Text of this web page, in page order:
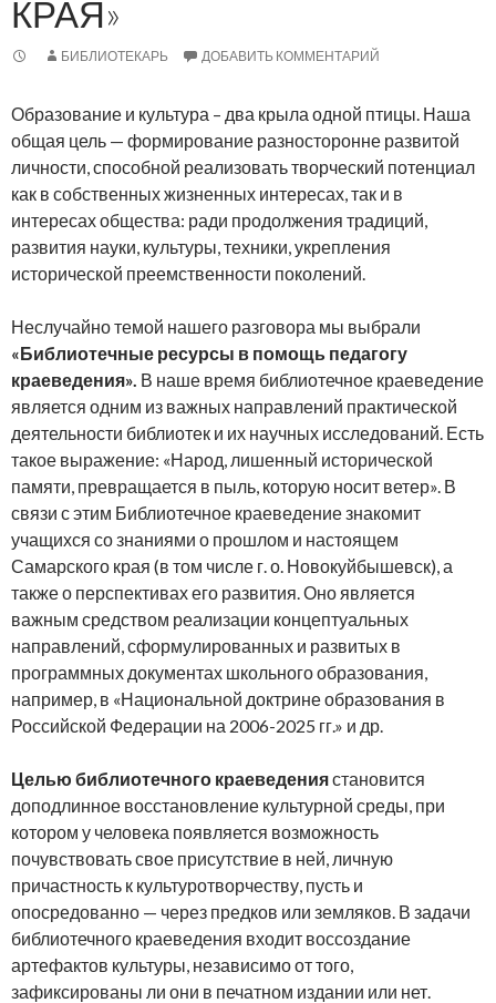
КРАЯ»
БИБЛИОТЕКАРЬ ДОБАВИТЬ КОММЕНТАРИЙ
Образование и культура – два крыла одной птицы. Наша
общая цель — формирование разносторонне развитой
личности, способной реализовать творческий потенциал
как в собственных жизненных интересах, так и в
интересах общества: ради продолжения традиций,
развития науки, культуры, техники, укрепления
исторической преемственности поколений.
Неслучайно темой нашего разговора мы выбрали
«Библиотечные ресурсы в помощь педагогу
краеведения». В наше время библиотечное краеведение
является одним из важных направлений практической
деятельности библиотек и их научных исследований. Есть
такое выражение: «Народ, лишенный исторической
памяти, превращается в пыль, которую носит ветер». В
связи с этим Библиотечное краеведение знакомит
учащихся со знаниями о прошлом и настоящем
Самарского края (в том числе г. о. Новокуйбышевск), а
также о перспективах его развития. Оно является
важным средством реализации концептуальных
направлений, сформулированных и развитых в
программных документах школьного образования,
например, в «Национальной доктрине образования в
Российской Федерации на 2006-2025 гг.» и др.
Целью библиотечного краеведениястановится
доподлинное восстановление культурной среды, при
котором у человека появляется возможность
почувствовать свое присутствие в ней, личную
причастность к культуротворчеству, пусть и
опосредованно — через предков или земляков. В задачи
библиотечного краеведения входит воссоздание
артефактов культуры, независимо от того,
зафиксированы ли они в печатном издании или нет.